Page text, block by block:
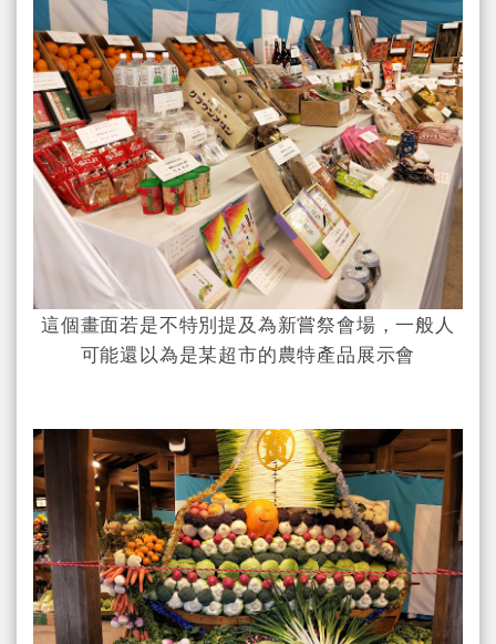
這個畫面若是不特別提及為新嘗祭會場，一般人
可能還以為是某超市的農特產品展示會